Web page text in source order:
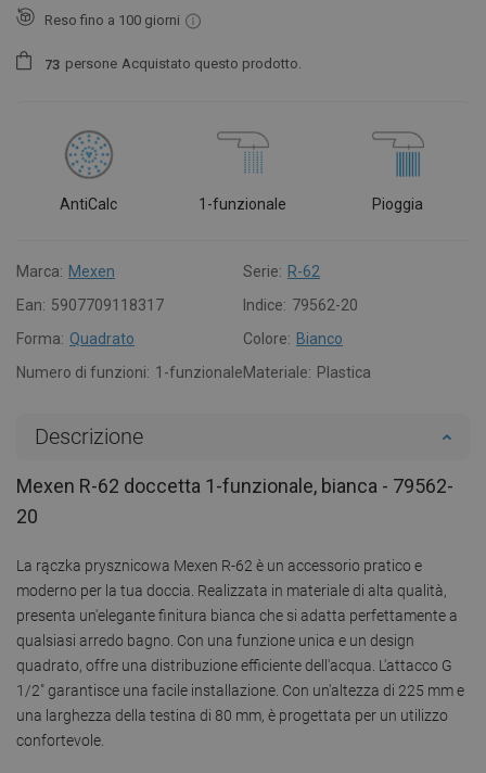
Reso fino a 100 giorni
73 persone Acquistato questo prodotto.
AntiCalc 1-funzionale Pioggia
Marca: Mexen Serie: R-62
Ean: 5907709118317 Indice: 79562-20
Forma: Quadrato Colore: Bianco
Numero di funzioni: 1-funzionaleMateriale: Plastica
Descrizione
Mexen R-62 doccetta 1-funzionale, bianca - 79562-
20
La rączka prysznicowa Mexen R-62 è un accessorio pratico e
moderno per la tua doccia. Realizzata in materiale di alta qualità,
presenta un'elegante finitura bianca che si adatta perfettamente a
qualsiasi arredo bagno. Con una funzione unica e un design
quadrato, offre una distribuzione efficiente dell'acqua. L'attacco G
1/2" garantisce una facile installazione. Con un'altezza di 225 mm e
una larghezza della testina di 80 mm, è progettata per un utilizzo
confortevole.